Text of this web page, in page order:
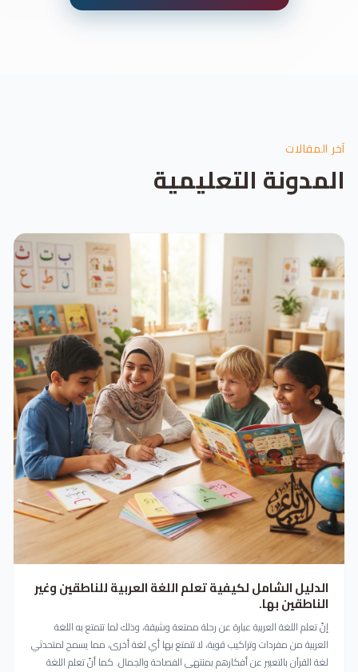
آخر المقالات
المدونة التعليمية
الدليل الشامل لكيفية تعلم اللغة العربية للناطقين وغير
الناطقين بها.
إنّ تعلم اللغة العربية عبارة عن رحلة ممتعة وشيقة، وذلك لما تتمتع به اللغة
العربية من مفردات وتراكيب قوية، لا تتمتع بها أي لغة أخرى، مما يسمح لمتحدثي
لغة القرآن بالتعبير عن أفكارهم بمنتهى الفصاحة والجمال. كما أنّ تعلم اللغة